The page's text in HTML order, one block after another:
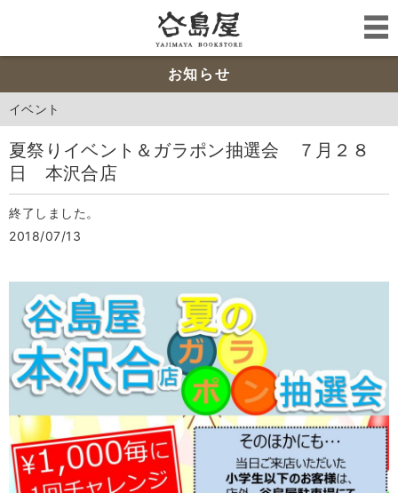
お知らせ
イベント
夏祭りイベント＆ガラポン抽選会 ７月２８
日 本沢合店
終了しました。
2018/07/13